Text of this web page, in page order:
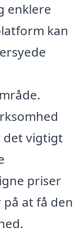
enklere
kan
det vigtigt
priser
at få den